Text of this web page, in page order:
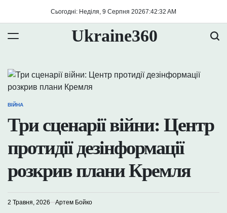
Сьогодні: Неділя, 9 Серпня 20267:42:33 AM
Ukraine360
ОПУБЛІКУВАТИ
ВІЙНА
Три сценарії війни: Центр
протидії дезінформації
розкрив плани Кремля
2 Травня, 2026 Артем Бойко